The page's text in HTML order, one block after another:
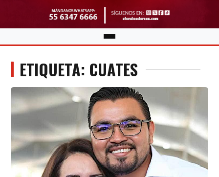
ETIQUETA: CUATES